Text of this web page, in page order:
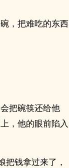
，把难吃的东西
把碗筷还给他
，他的眼前陷入
把钱拿过来了，